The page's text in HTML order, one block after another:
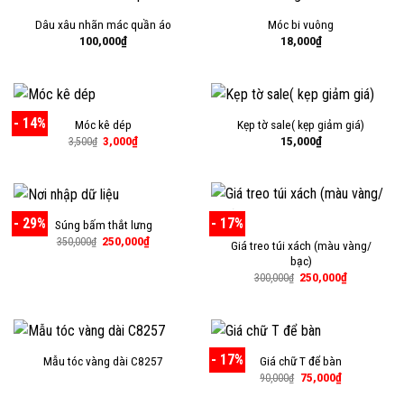
Dâu xâu nhãn mác quần áo
100,000₫
Móc bi vuông
18,000₫
- 14% Móc kê dép
3,500₫ Giá
gốc
3,000₫Giá
Kẹp tờ sale( kẹp giảm giá)
15,000₫
- 29% Súng bấm thắt lưng
350,000₫ Giá
250,000₫Giá
- 17%
Giá treo túi xách (màu vàng/
bạc)
300,000₫ Giá
250,000₫Giá
Mẫu tóc vàng dài C8257 - 17% Giá chữ T để bàn
90,000₫ Giá
gốc
75,000₫Giá
hiện